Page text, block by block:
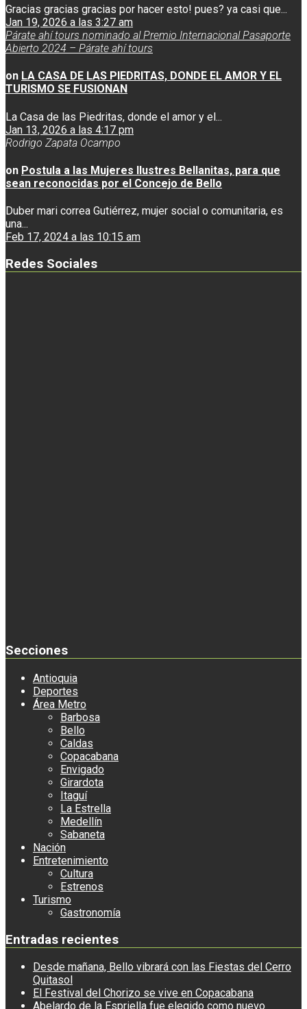
Gracias gracias gracias por hacer esto! pues? ya casi que...
Jan 19, 2026 a las 3:27 am
Párate ahí tours nominado al Premio Internacional Pasaporte
Abierto 2024 – Párate ahí tours
on LA CASA DE LAS PIEDRITAS, DONDE EL AMOR Y EL
TURISMO SE FUSIONAN
La Casa de las Piedritas, donde el amor y el...
Jan 13, 2026 a las 4:17 pm
Rodrigo Zapata Ocampo
on Postula a las Mujeres Ilustres Bellanitas, para que
sean reconocidas por el Concejo de Bello
Duber mari correa Gutiérrez, mujer social o comunitaria, es
una...
Feb 17, 2024 a las 10:15 am
Redes Sociales
Secciones
Antioquia
Deportes
Área Metro
Barbosa
Bello
Caldas
Copacabana
Envigado
Girardota
Itaguí
La Estrella
Medellín
Sabaneta
Nación
Entretenimiento
Cultura
Estrenos
Turismo
Gastronomía
Entradas recientes
Desde mañana, Bello vibrará con las Fiestas del Cerro
Quitasol
El Festival del Chorizo se vive en Copacabana
Abelardo de la Espriella fue elegido como nuevo